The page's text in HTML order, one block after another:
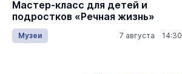
Мастер-класс для детей и
подростков «Речная жизнь»
Музеи 7 августа 14:30